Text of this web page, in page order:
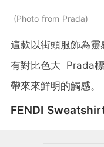
Photo from Prada
這款以街頭服飾為
有對比色大 Prada
帶來來鮮明的觸感
FENDI